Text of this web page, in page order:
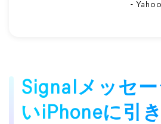
-
Signalメッセ
いiPhoneに引